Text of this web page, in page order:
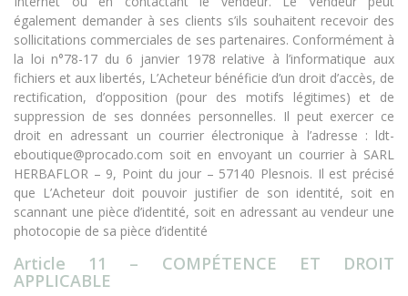
également demander à ses clients s’ils souhaitent recevoir des
sollicitations commerciales de ses partenaires. Conformément à
la loi n°78-17 du 6 janvier 1978 relative à l’informatique aux
fichiers et aux libertés, L’Acheteur bénéficie d’un droit d’accès, de
rectification, d’opposition (pour des motifs légitimes) et de
suppression de ses données personnelles. Il peut exercer ce
droit en adressant un courrier électronique à l’adresse : ldt-
eboutique@procado.com soit en envoyant un courrier à SARL
HERBAFLOR – 9, Point du jour – 57140 Plesnois. Il est précisé
que L’Acheteur doit pouvoir justifier de son identité, soit en
scannant une pièce d’identité, soit en adressant au vendeur une
photocopie de sa pièce d’identité
Article 11 – COMPÉTENCE ET DROIT
APPLICABLE